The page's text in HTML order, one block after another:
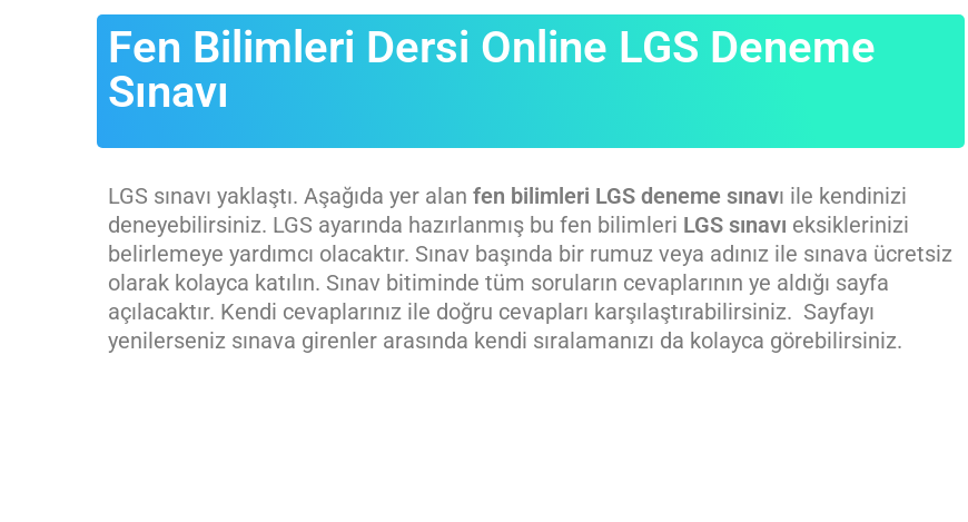
Fen Bilimleri Dersi Online LGS Deneme
Sınavı
LGS sınavı yaklaştı. Aşağıda yer alan fen bilimleri LGS deneme sınavı ile kendinizi
deneyebilirsiniz. LGS ayarında hazırlanmış bu fen bilimleri LGS sınavı eksiklerinizi
belirlemeye yardımcı olacaktır. Sınav başında bir rumuz veya adınız ile sınava ücretsiz
olarak kolayca katılın. Sınav bitiminde tüm soruların cevaplarının ye aldığı sayfa
açılacaktır. Kendi cevaplarınız ile doğru cevapları karşılaştırabilirsiniz. Sayfayı
yenilerseniz sınava girenler arasında kendi sıralamanızı da kolayca görebilirsiniz.